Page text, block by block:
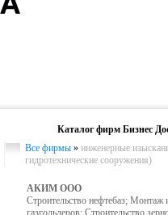
Каталог фирм Бизнес
Все фирмы » инженерные
гидротехнические сооружения)
АКИМ ООО
Строительство нефтебаз; Монтаж
газгольдеров; Строительство